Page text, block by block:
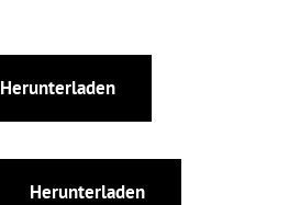
Herunterladen
Herunterladen